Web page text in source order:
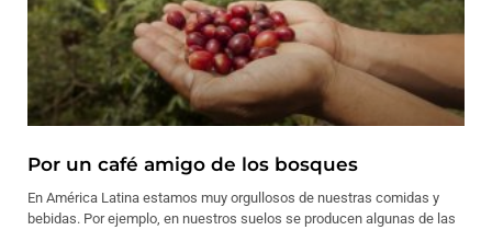
Por un café amigo de los bosques
En América Latina estamos muy orgullosos de nuestras comidas y
bebidas. Por ejemplo, en nuestros suelos se producen algunas de las